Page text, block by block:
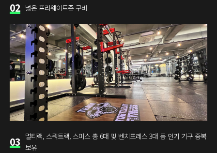
02 넓은 프리웨이트존 구비
03 멀티랙, 스쿼트랙, 스미스 총 6대 및 벤치프레스 3대 등 인기 기구 중복
보유